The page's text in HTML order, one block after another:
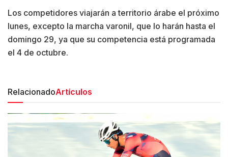
Los competidores viajarán a territorio árabe el próximo
lunes, excepto la marcha varonil, que lo harán hasta el
domingo 29, ya que su competencia está programada
el 4 de octubre.
RelacionadoArtículos